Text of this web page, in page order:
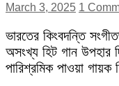
March 3, 2025 1
ভারতের কিংবদন্তি
অসংখ্য হিট গান উপহার
পারিশ্রমিক পাওয়া